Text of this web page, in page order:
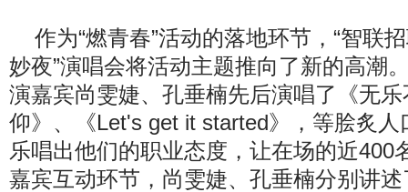
作为“燃青春”活动的落地环节，“智联
妙夜”演唱会将活动主题推向了新的高潮
演嘉宾尚雯婕、孔垂楠先后演唱了《无
仰》、《Let's get it started》，等脍炙
乐唱出他们的职业态度，让在场的近400
嘉宾互动环节，尚雯婕、孔垂楠分别讲